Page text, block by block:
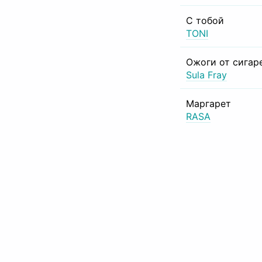
С тобой
TONI
Ожоги от
Sula Fray
Маргарет
RASA